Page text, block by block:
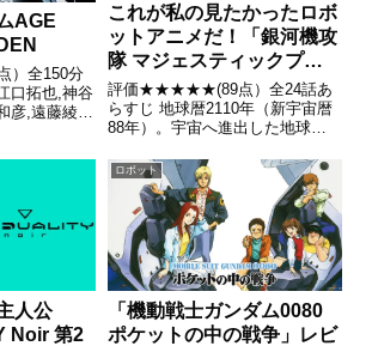
AGE
全150分
口拓也,神谷
彦,遠藤綾ほ
命――。地
ト・アスノ
これが私の見たかったロボ
ットアニメだ！「銀河機攻
隊 マジェスティックプリ
ンス」レビュー
評価★★★★★(89点）全24話あ
らすじ 地球暦2110年（新宇宙暦
88年）。宇宙へ進出した地球人
が攻勢を開始したため、地球は滅
亡の危機に陥る引用 - Wikipedia
人公
Noir 第2
ロボット
「機動戦士ガンダム0080
ポケットの中の戦争」レビ